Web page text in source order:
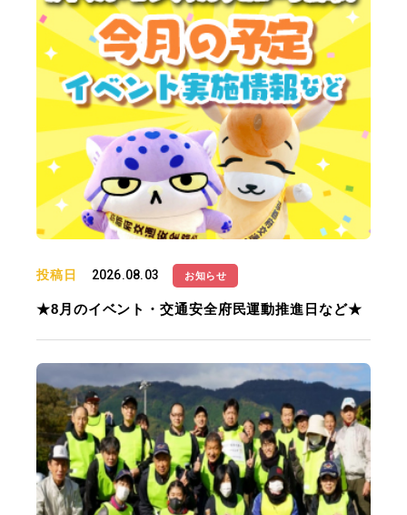
投稿日 2026.08.03 お知らせ
★8月のイベント・交通安全府民運動推進日など★